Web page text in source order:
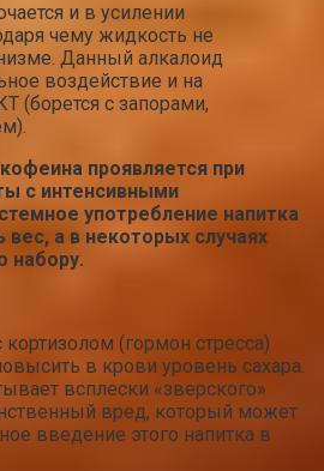
и в усилении
чему жидкость не
Данный алкалоид
воздействие и на
(борется с запорами,
проявляется при
с интенсивными
употребление напитка
вес, а в некоторых случаях
набору.
(гормон стресса)
в крови уровень сахара.
всплески «зверского»
вред, который может
введение этого напитка в